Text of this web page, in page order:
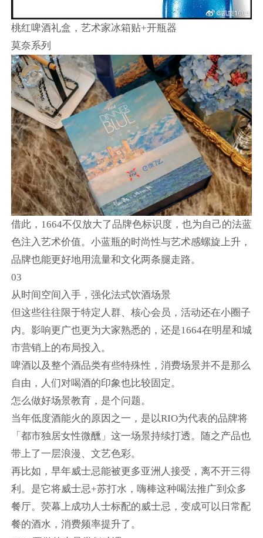
桃红啤酒礼盒，艺术家冰箱贴+开瓶器
莫奈系列
借此，1664不仅放大了品牌色标识度，也为自己的法蓝
色注入艺术价值。小蓝瓶的时尚性与艺术感螺旋上升，
品牌也能更好地用流量和文化两条腿走路。
03
从时间空间入手，强化法式饮酒场景
但这些往往限于特定人群、核心会员，活动还在小圈子
内。影响更广也更为大家熟悉的，还是1664在明星和城
市营销上的布局投入。
啤酒以及整个酒品类有些特殊性，消费场景并不是那么
自由，人们对喝酒的印象也比较固定。
怎么做好场景教育，是个问题。
当年低度酒能火的原因之一，是以RIO为代表的品牌将
「都市独居女性微醺」这一场景持续打透。随之产品也
带上了一层浪漫、文艺色彩。
再比如，早年威士忌能被更多亚洲人接受，离不开三得
利。是它将威士忌+苏打水，嗨棒这种喝法推广到众多
餐厅。荧幕上成功人士标配的威士忌，变成可以日常配
餐的酒水，消费频率提升了。